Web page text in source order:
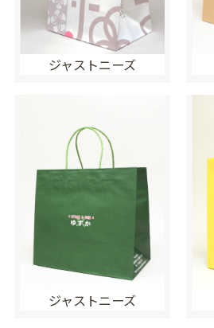
ジャストニーズ
ジャストニーズ